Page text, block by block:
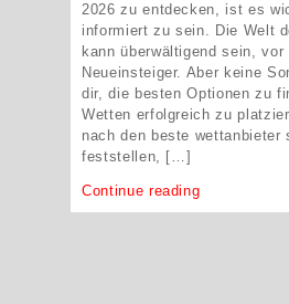
2026 zu entdecken, ist es
informiert zu sein. Die Welt
kann überwältigend sein, vor
Neueinsteiger. Aber keine
dir, die besten Optionen zu
Wetten erfolgreich zu
nach den beste wettanbieter
feststellen, […]
Continue reading